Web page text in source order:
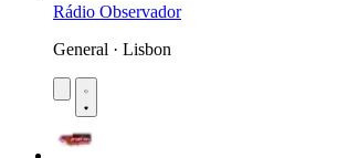
Rádio Observador
General · Lisbon